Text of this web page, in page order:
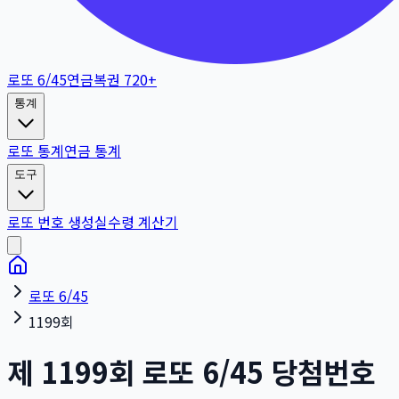
로또 6/45연금복권 720+
통계
로또 통계연금 통계
도구
로또 번호 생성실수령 계산기
로또 6/45
1199회
제 1199회 로또 6/45 당첨번호